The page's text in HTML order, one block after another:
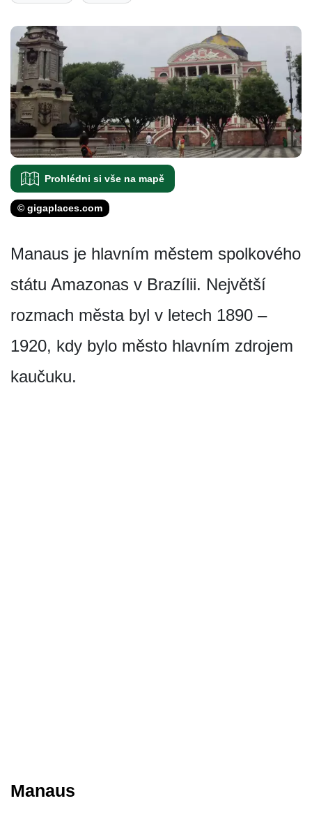
Prohlédni si vše na mapě
© gigaplaces.com
Manaus je hlavním městem spolkového
státu Amazonas v Brazílii. Největší
rozmach města byl v letech 1890 –
1920, kdy bylo město hlavním zdrojem
kaučuku.
Manaus